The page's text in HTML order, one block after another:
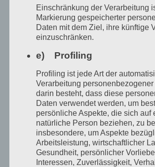
West statt.
Einschränkung der Verarbeitung
Markierung gespeicherter
Daten mit dem Ziel, ihre künftige
einzuschränken.
e) Profiling
Profiling ist jede Art der
Verarbeitung
darin besteht, dass diese
Daten verwendet werden, um
persönliche Aspekte, die sich auf
natürliche Person beziehen, zu
insbesondere, um Aspekte
Arbeitsleistung, wirtschaftlicher
Gesundheit, persönlicher
Interessen, Zuverlässigkeit,